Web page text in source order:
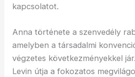
kapcsolatot.
Anna története a szenvedély
amelyben a társadalmi
végzetes következményekkel
Levin útja a fokozatos